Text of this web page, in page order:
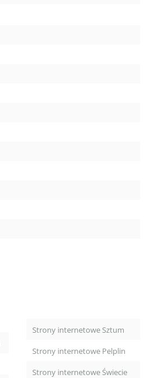
Strony internetowe Sztum
Strony internetowe Pelplin
Strony internetowe Świecie